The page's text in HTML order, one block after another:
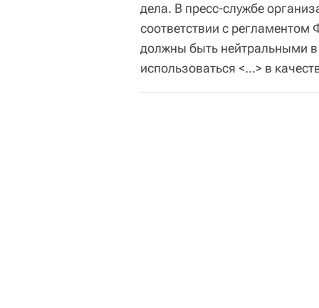
дела. В пресс-службе
соответствии с
должны быть нейтральными
использоваться <...> в